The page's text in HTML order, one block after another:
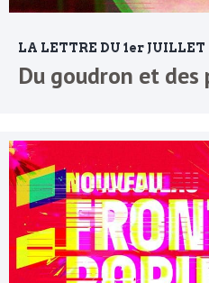
LA LETTRE DU 1er JUILLET
Du goudron et des